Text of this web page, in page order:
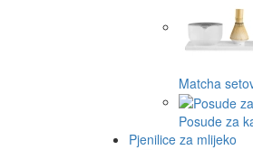
Matcha
Posude za
Pjenilice za mlijeko